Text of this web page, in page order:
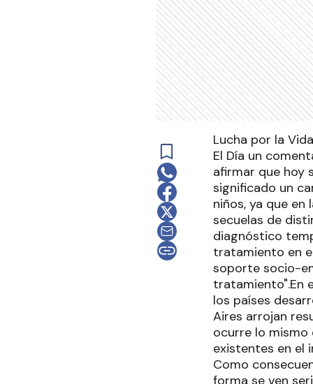
Lucha por la
El Día un
afirmar que hoy
significado un
niños, ya que
secuelas de
diagnóstico
tratamiento en
soporte socio-
tratamiento".En
los países
Aires arrojan
ocurre lo mismo
existentes en el
Como
forma se ven